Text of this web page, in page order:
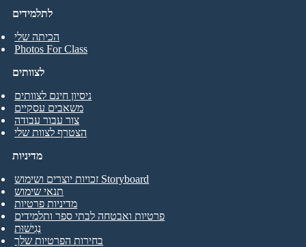
לתלמידים
הכיתה שלי
Photos For Class
לצוותים
ניסיון חינם לצוותים
משאבים עסקיים
צור עבור עבודה
הצטרף לצוות שלי
מדיניות
זכויות יוצרים ושימוש Storyboard
תנאי שימוש
מדיניות פרטיות
פרטיות ואבטחה לבתי ספר ותלמידים
נְגִישׁוּת
בחירות הפרטיות שלך